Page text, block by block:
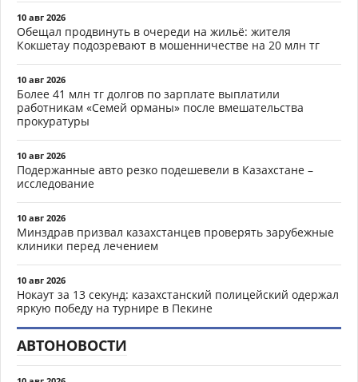
10 авг 2026
Обещал продвинуть в очереди на жильё: жителя
Кокшетау подозревают в мошенничестве на 20 млн тг
10 авг 2026
Более 41 млн тг долгов по зарплате выплатили
работникам «Семей орманы» после вмешательства
прокуратуры
10 авг 2026
Подержанные авто резко подешевели в Казахстане –
исследование
10 авг 2026
Минздрав призвал казахстанцев проверять зарубежные
клиники перед лечением
10 авг 2026
Нокаут за 13 секунд: казахстанский полицейский одержал
яркую победу на турнире в Пекине
АВТОНОВОСТИ